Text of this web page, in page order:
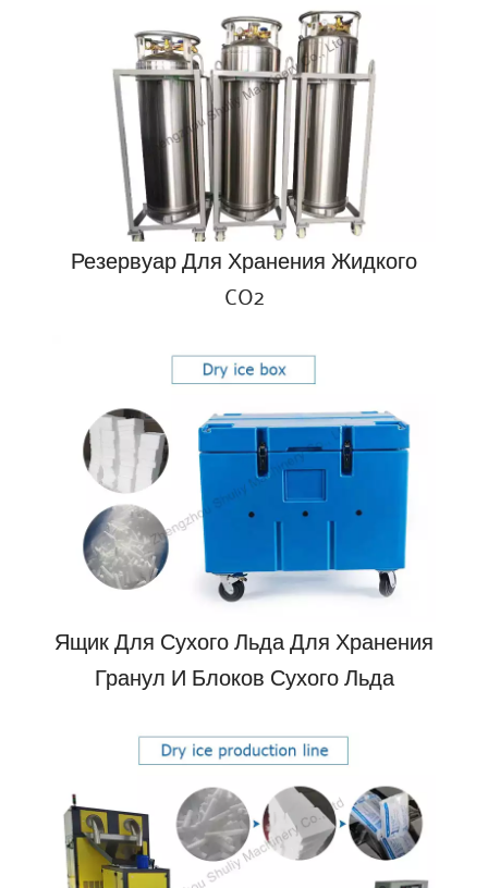
Резервуар Для Хранения Жидкого
CO2
Ящик Для Сухого Льда Для Хранения
Гранул И Блоков Сухого Льда